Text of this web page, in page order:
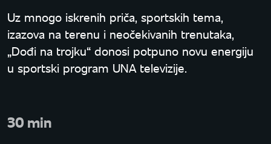
Uz mnogo iskrenih priča, sportskih tema,
izazova na terenu i neočekivanih trenutaka,
„Dođi na trojku“ donosi potpuno novu energiju
u sportski program UNA televizije.
30 min